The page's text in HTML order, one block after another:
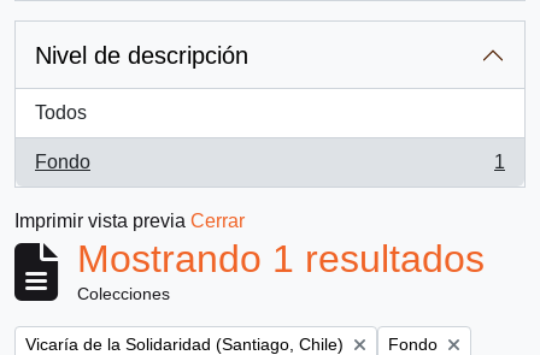
Nivel de descripción
Todos
Fondo
, 1 resultados
1
Imprimir vista previa Cerrar
Mostrando 1 resultados
Colecciones
Remove filter:
Vicaría de la Solidaridad (Santiago, Chile) Remove filter:
Fondo